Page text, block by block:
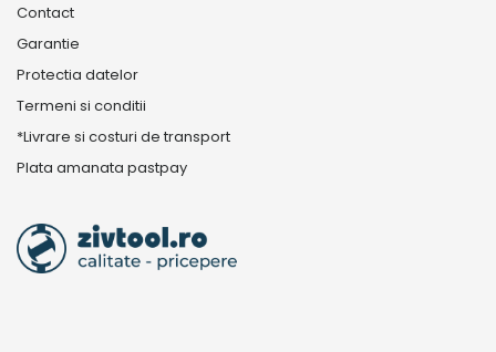
Contact
Garantie
Protectia datelor
Termeni si conditii
*Livrare si costuri de transport
Plata amanata pastpay